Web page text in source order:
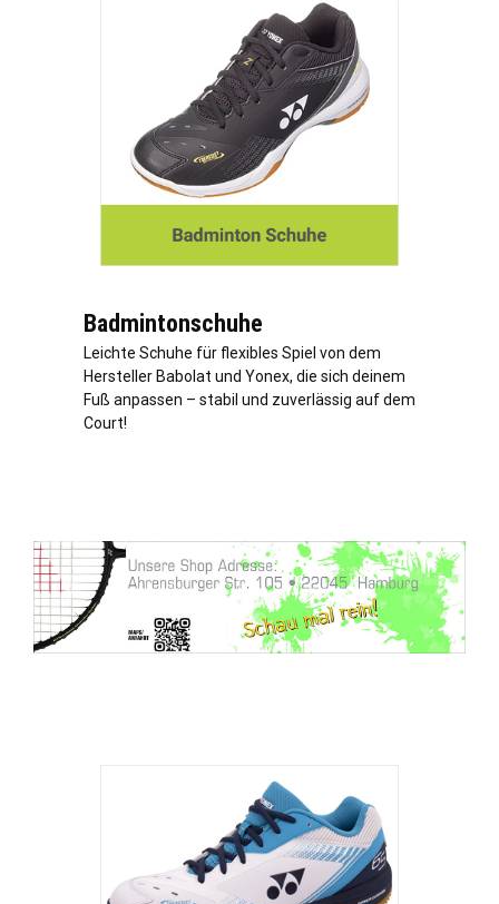
Badmintonschuhe
Leichte Schuhe für flexibles Spiel von dem
Hersteller Babolat und Yonex, die sich deinem
Fuß anpassen – stabil und zuverlässig auf dem
Court!